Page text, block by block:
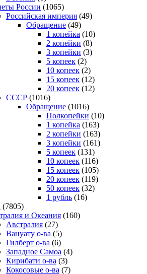
России (1065)
Российская империя (49)
Обращение (49)
1 копейка (10)
2 копейки (8)
3 копейки (3)
5 копеек (2)
10 копеек (2)
15 копеек (12)
20 копеек (12)
СССР (1016)
Обращение (1016)
Полкопейки (10)
1 копейка (163)
2 копейки (163)
3 копейки (161)
5 копеек (131)
10 копеек (116)
15 копеек (105)
20 копеек (119)
50 копеек (32)
1 рубль (16)
(7805)
и Океания (160)
Австралия (27)
Вануату о-ва (5)
Гилберт о-ва (6)
Западное Самоа (4)
Кирибати о-ва (3)
Кокосовые о-ва (7)